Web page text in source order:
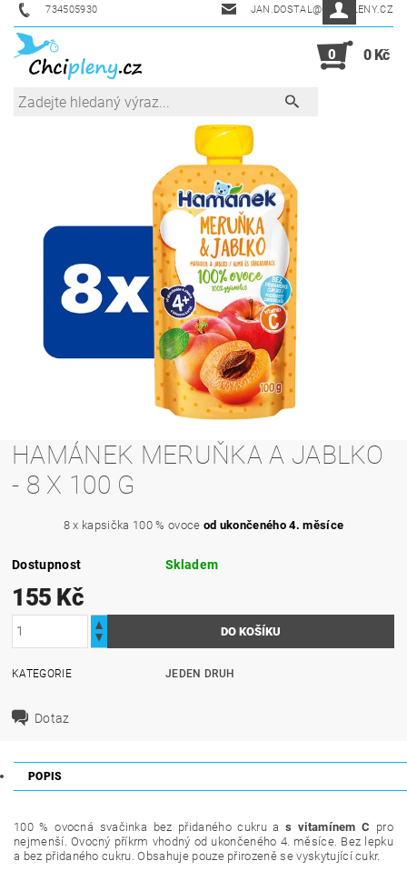
734505930 JAN.DOSTAL@CHCIPLENY.CZ
0 0 Kč
HAMÁNEK MERUŇKA A JABLKO
- 8 X 100 G
8 x kapsička 100 % ovoce od ukončeného 4. měsíce
Dostupnost Skladem
155 Kč
KATEGORIE JEDEN DRUH
Dotaz
POPIS
100 % ovocná svačinka bez přidaného cukru as vitamínem C pro
nejmenší. Ovocný příkrm vhodný od ukončeného 4. měsíce. Bez lepku
a bez přidaného cukru. Obsahuje pouze přirozeně se vyskytující cukr.